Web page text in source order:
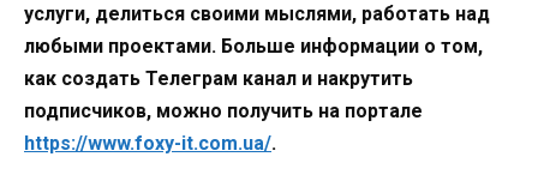
услуги, делиться своими мыслями, работать над
любыми проектами. Больше информации о том,
как создать Телеграм канал и накрутить
подписчиков, можно получить на портале
https://www.foxy-it.com.ua/.